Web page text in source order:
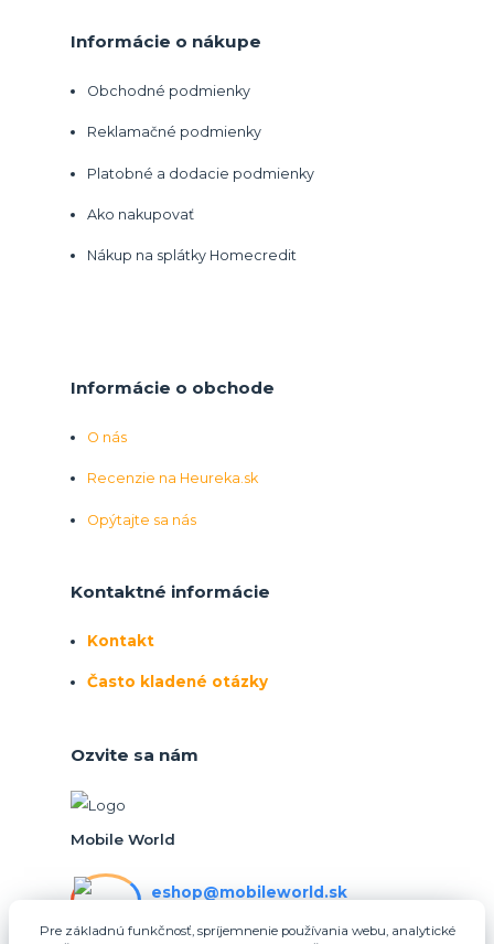
Informácie o nákupe
Obchodné podmienky
Reklamačné podmienky
Platobné a dodacie podmienky
Ako nakupovať
Nákup na splátky Homecredit
Informácie o obchode
O nás
Recenzie na Heureka.sk
Opýtajte sa nás
Kontaktné informácie
Kontakt
Často kladené otázky
Ozvite sa nám
Mobile World
eshop@mobileworld.sk
Pre základnú funkčnosť, spríjemnenie používania webu, analytické